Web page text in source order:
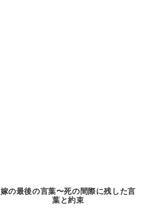
嫁の最後の言葉〜死の間際に残した言
葉と約束